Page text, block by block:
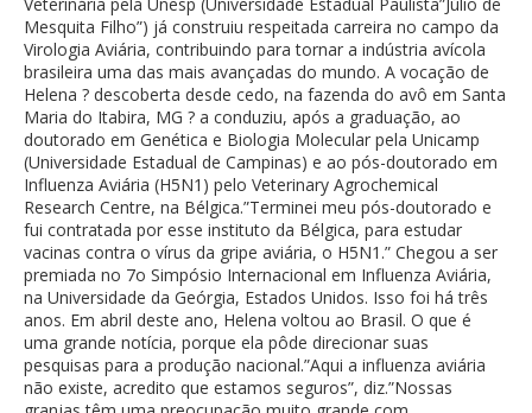
Mesquita Filho”) já construiu respeitada carreira no campo da
Virologia Aviária, contribuindo para tornar a indústria avícola
brasileira uma das mais avançadas do mundo. A vocação de
Helena ? descoberta desde cedo, na fazenda do avô em Santa
Maria do Itabira, MG ? a conduziu, após a graduação, ao
doutorado em Genética e Biologia Molecular pela Unicamp
(Universidade Estadual de Campinas) e ao pós-doutorado em
Influenza Aviária (H5N1) pelo Veterinary Agrochemical
Research Centre, na Bélgica.”Terminei meu pós-doutorado e
fui contratada por esse instituto da Bélgica, para estudar
vacinas contra o vírus da gripe aviária, o H5N1.” Chegou a ser
premiada no 7o Simpósio Internacional em Influenza Aviária,
na Universidade da Geórgia, Estados Unidos. Isso foi há três
anos. Em abril deste ano, Helena voltou ao Brasil. O que é
uma grande notícia, porque ela pôde direcionar suas
pesquisas para a produção nacional.”Aqui a influenza aviária
não existe, acredito que estamos seguros”, diz.”Nossas